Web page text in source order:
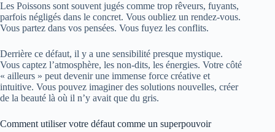
Les Poissons sont souvent jugés comme trop rêveurs, fuyants,
parfois négligés dans le concret. Vous oubliez un rendez-vous.
Vous partez dans vos pensées. Vous fuyez les conflits.
Derrière ce défaut, il y a une sensibilité presque mystique.
Vous captez l’atmosphère, les non-dits, les énergies. Votre côté
« ailleurs » peut devenir une immense force créative et
intuitive. Vous pouvez imaginer des solutions nouvelles, créer
de la beauté là où il n’y avait que du gris.
Comment utiliser votre défaut comme un superpouvoir